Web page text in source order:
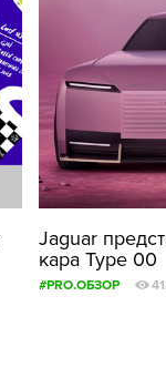
Jaguar
кара Type 00
#PRO.ОБЗОР